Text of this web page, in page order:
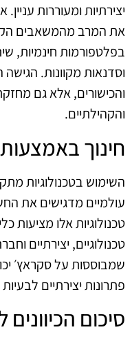
יצירתיות ומעוררות
את המרב מהמשאבים
בפלטפורמות חינמיות,
וסדנאות מקוונות.
והכישורים, אלא גם
והקהילתיים.
חינוך באמצעות
השימוש בטכנולוגיות
עולמיים מדגישים את
טכנולוגיות אלו מציעות
טכנולוגיים, יצירתיים
שמבוססות על סקראץ׳
פתרונות יצירתיים לבעיות
סיכום